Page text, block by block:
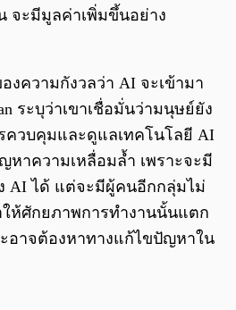
จะมีมูลค่าเพิ่มขึ้นอย่าง
งความกังวลว่า AI จะเข้ามา
ระบุว่าเขาเชื่อมั่นว่ามนุษย์ยัง
ควบคุมและดูแลเทคโนโลยี AI
าความเหลื่อมล้ำ เพราะจะมี
AI ได้ แต่จะมีผู้คนอีกกลุ่มไม่
ห้ศักยภาพการทำงานนั้นแตก
อาจต้องหาทางแก้ไขปัญหาใน